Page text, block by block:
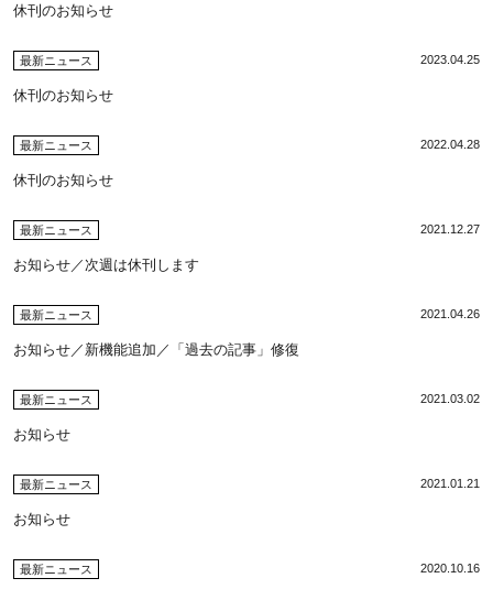
休刊のお知らせ
最新ニュース 2023.04.25
休刊のお知らせ
最新ニュース 2022.04.28
休刊のお知らせ
最新ニュース 2021.12.27
お知らせ／次週は休刊します
最新ニュース 2021.04.26
お知らせ／新機能追加／「過去の記事」修復
最新ニュース 2021.03.02
お知らせ
最新ニュース 2021.01.21
お知らせ
最新ニュース 2020.10.16